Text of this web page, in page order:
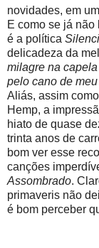
novidades, em
E como se já
é a política
delicadeza da
milagre na
pelo cano de
Aliás, assim
Hemp, a
hiato de quase
trinta anos de
bom ver esse
canções
Assombrado.
primaveris não
é bom perceber